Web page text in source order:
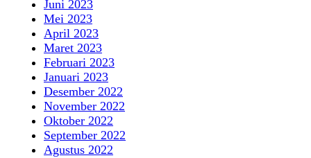
Juni 2023
Mei 2023
April 2023
Maret 2023
Februari 2023
Januari 2023
Desember 2022
November 2022
Oktober 2022
September 2022
Agustus 2022